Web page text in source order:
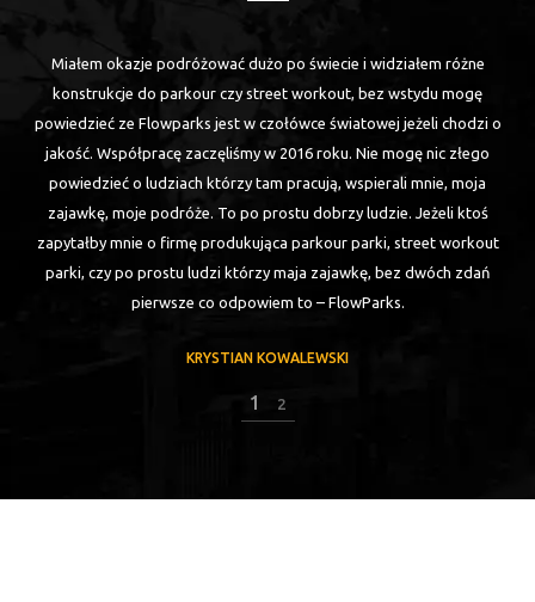
"Pierwszy kontakt z Flowparkiem miałem w Nidzicy, gdzie moje ziomki
budowały pierwszy park do street workout. Park wyszedł pierwsza
klasa. Pomimo tego, że było to prawie 5 lat temu, park stoi wciąż
zadbany, stabilny i wytrzymały. Trenuje parkour, wiec każda konstrukcja
na której skacze musi mieć +1000 do wytrzymałości. Flowparki takie są.
W 2016 odwiedziłem kolejny park w Norwegii. Bez dwóch zdań
najlepszy parkour park na jakim byłem. Oprócz tego skakałem na
różnych parkach zbudowanych przez Flowparks. Każdy był naprawdę
dobrze zrobiony
KRYSTIAN KOWALEWSKI
2 2